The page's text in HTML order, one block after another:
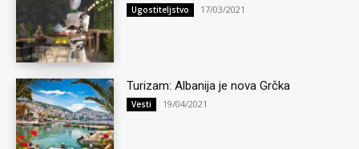
Ugostiteljstvo 17/03/2021
Turizam: Albanija je nova Grčka
Vesti 19/04/2021